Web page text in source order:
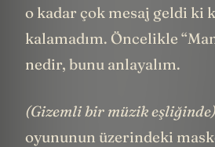
o kadar çok mesaj geldi ki
kalamadım. Öncelikle
nedir, bunu anlayalım.
(Gizemli bir müzik eşliğinde)
oyununun üzerindeki